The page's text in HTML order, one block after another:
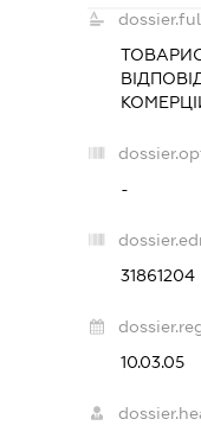
-
31861204
10.03.05